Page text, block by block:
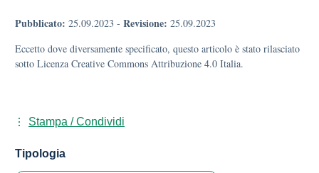
Pubblicato: 25.09.2023 - Revisione: 25.09.2023
Eccetto dove diversamente specificato, questo articolo è stato rilasciato
sotto Licenza Creative Commons Attribuzione 4.0 Italia.
Stampa / Condividi
Tipologia